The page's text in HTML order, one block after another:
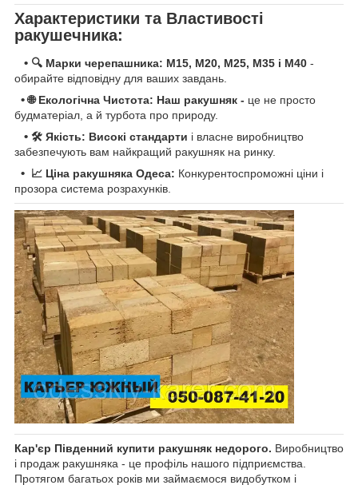
Характеристики та Властивості
ракушечника:
• 🔍 Марки черепашника: M15, М20, M25, M35 і М40 -
обирайте відповідну для ваших завдань.
• 🌐 Екологічна Чистота: Наш ракушняк - це не просто
будматеріал, а й турбота про природу.
• 🛠 Якість: Високі стандарти і власне виробництво
забезпечують вам найкращий ракушняк на ринку.
•
📈 Ціна ракушняка Одеса: Конкурентоспроможні ціни і
прозора система розрахунків.
Кар'єр Південний купити ракушняк недорого. Виробництво
і продаж ракушняка - це профіль нашого підприємства.
Протягом багатьох років ми займаємося видобутком і